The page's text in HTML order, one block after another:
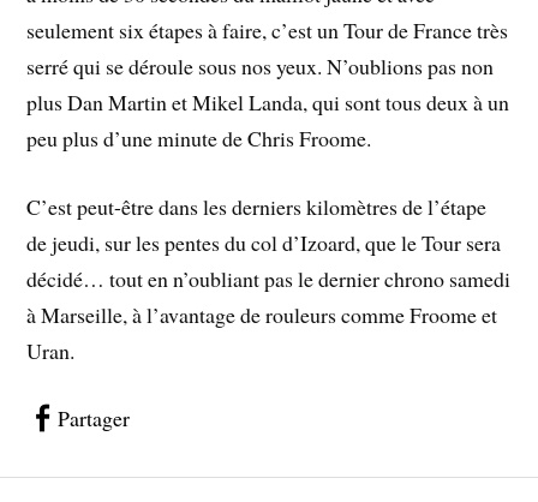
seulement six étapes à faire, c’est un Tour de France très
serré qui se déroule sous nos yeux. N’oublions pas non
plus Dan Martin et Mikel Landa, qui sont tous deux à un
peu plus d’une minute de Chris Froome.
C’est peut-être dans les derniers kilomètres de l’étape
de jeudi, sur les pentes du col d’Izoard, que le Tour sera
décidé… tout en n’oubliant pas le dernier chrono samedi
à Marseille, à l’avantage de rouleurs comme Froome et
Uran.
Partager